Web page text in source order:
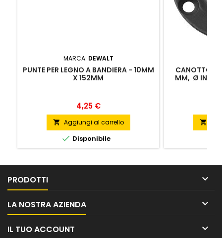
MARCA: DEWALT
PUNTE PER LEGNO A BANDIERA - 10MM
X 152MM
Prezzo
4,25 €
 Aggiungi al carrello
 Disponibile
CANOTTO
MM, Ø INT.

PRODOTTI 
LA NOSTRA AZIENDA 
IL TUO ACCOUNT 